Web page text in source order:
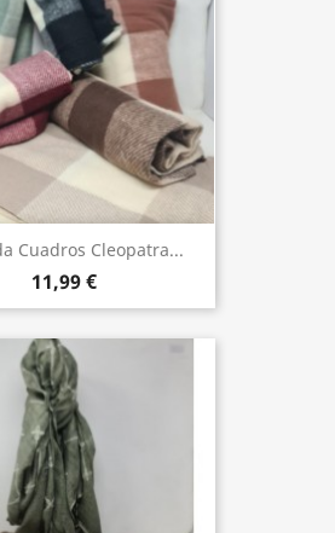
Cuadros Cleopatra...
11,99 €